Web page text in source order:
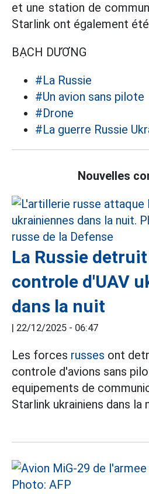
et une station de
Starlink ont également
BẠCH DƯƠNG
#La Russie
#Un avion sans pilote
#Drone
#La guerre Russie
Nouvelles
La Russie
controle d'UAV
dans la nuit
| 22/12/2025 - 06:47
Les forces russes ont
controle d'avions sans
equipements de
Starlink ukrainiens dans la